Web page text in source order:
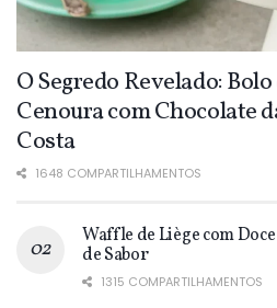
O Segredo Revelado: Bolo
Cenoura com Chocolate
Costa
1648 COMPARTILHAMENTOS
Waffle de Liège com
de Sabor
1315 COMPARTILHAMENTOS